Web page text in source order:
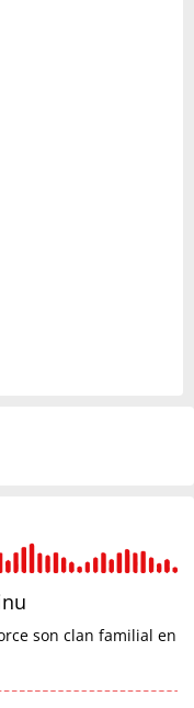
son clan familial en